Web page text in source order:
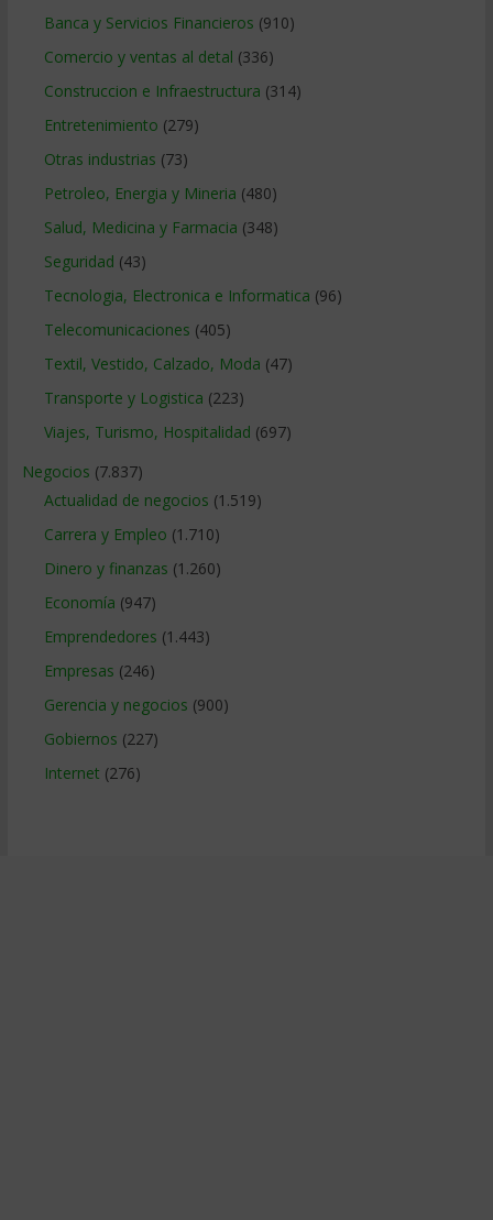
Banca y Servicios Financieros (910)
Comercio y ventas al detal (336)
Construccion e Infraestructura (314)
Entretenimiento (279)
Otras industrias (73)
Petroleo, Energia y Mineria (480)
Salud, Medicina y Farmacia (348)
Seguridad (43)
Tecnologia, Electronica e Informatica (96)
Telecomunicaciones (405)
Textil, Vestido, Calzado, Moda (47)
Transporte y Logistica (223)
Viajes, Turismo, Hospitalidad (697)
Negocios (7.837)
Actualidad de negocios (1.519)
Carrera y Empleo (1.710)
Dinero y finanzas (1.260)
Economía (947)
Emprendedores (1.443)
Empresas (246)
Gerencia y negocios (900)
Gobiernos (227)
Internet (276)